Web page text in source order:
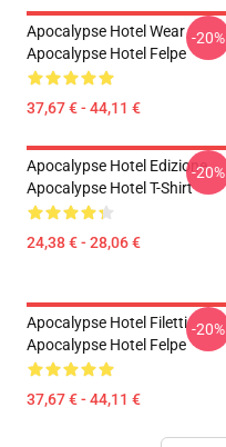
Apocalypse Hotel Wear
Apocalypse Hotel Felpe
37,67 € - 44,11 €
-20%
Apocalypse Hotel Edizione
Apocalypse Hotel T-Shirt
24,38 € - 28,06 €
-20%
Apocalypse Hotel Filetti
Apocalypse Hotel Felpe
37,67 € - 44,11 €
-20%